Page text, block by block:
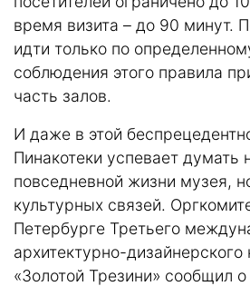
время визита – до 90 минут.
идти только по
соблюдения этого правила
часть залов.
И даже в этой
Пинакотеки успевает думать
повседневной жизни музея,
культурных связей.
Петербурге Третьего
архитектурно-дизайнерского
«Золотой Трезини» сообщил